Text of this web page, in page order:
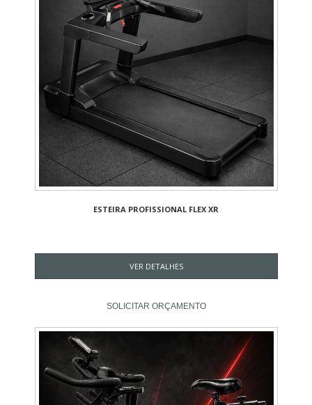
ESTEIRA PROFISSIONAL FLEX XR
VER DETALHES
SOLICITAR ORÇAMENTO